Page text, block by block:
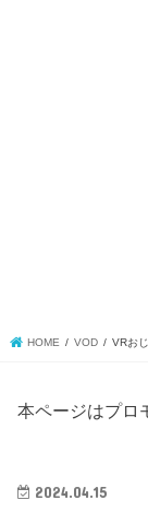
HOME VOD VRお
本ページはプロ
2024.04.15